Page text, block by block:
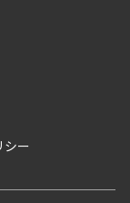
物件入居申込
シー